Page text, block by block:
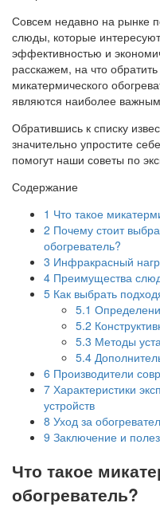
Совсем недавно на рынке
слюды, которые
эффективностью и
расскажем, на что
микатермического
являются наиболее
Обратившись к списку
значительно упростите
помогут наши советы по
Содержание
1 Что такое
2 Почему стоит
обогреватель?
3 Инфракрасный
4 Преимущества
5 Как выбрать
5.1
5.2
5.3 Методы
5.4
6 Производители
7 Характеристики
устройств
8 Уход за
9 Заключение и
Что такое
обогреватель?